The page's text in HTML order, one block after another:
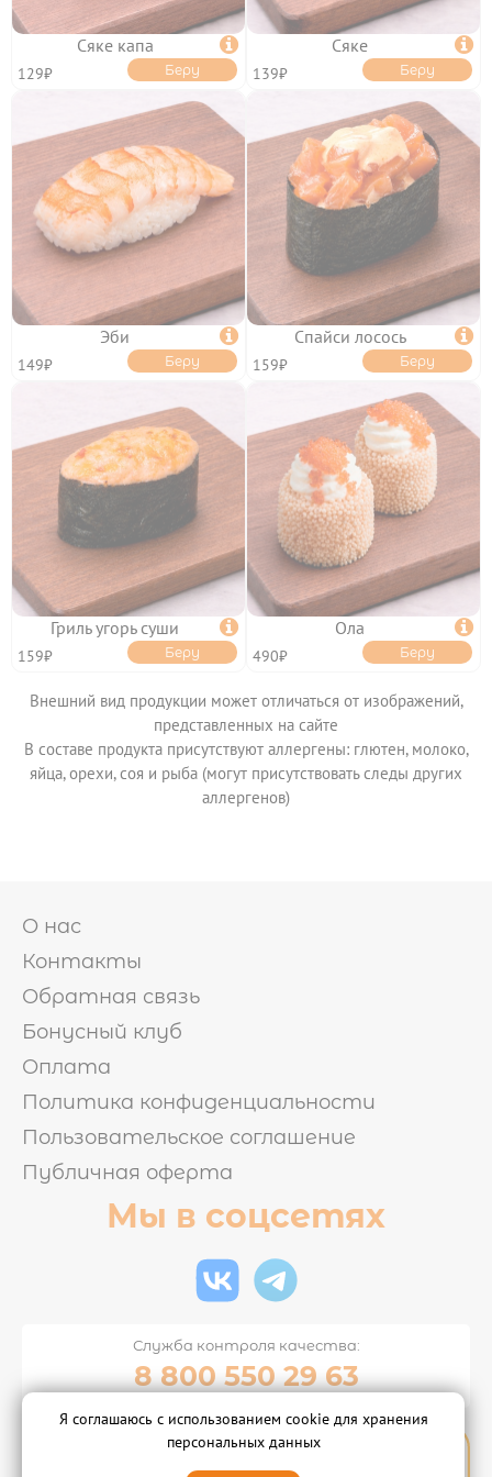
ТОППИНГИ
ОТЗЫВЫ
КОНТАКТЫ
ЛИЧНЫЙ КАБИНЕТ
ИНФОРМАЦИЯ 
УСЛОВИЯ ДОСТАВКИ
ОПЛАТА
КЭШБЭК
ПОЛИТИКА
КОНФИДЕНЦИАЛЬНОСТИ
ПОЛЬЗОВАТЕЛЬСКОЕ
СОГЛАШЕНИЕ
ПУБЛИЧНАЯ ОФЕРТА
ФРАНШИЗА
Сяке капа 
129₽ Беру
Сяке 
139₽ Беру
Эби 
149₽ Беру
Спайси лосось 
159₽ Беру
Гриль угорь суши 
159₽ Беру
Ола 
490₽ Беру
Внешний вид продукции может отличаться от изображений,
представленных на сайте
В составе продукта присутствуют аллергены: глютен, молоко,
яйца, орехи, соя и рыба (могут присутствовать следы других
аллергенов)
О нас
Контакты
Обратная связь
Бонусный клуб
Оплата
Политика конфиденциальности
Пользовательское соглашение
Публичная оферта
Мы в соцсетях
Служба контроля качества:
8 800 550 29 63
© 2015-2026 "Суши-бар Тунец"
Я соглашаюсь с использованием cookie для хранения
персональных данных